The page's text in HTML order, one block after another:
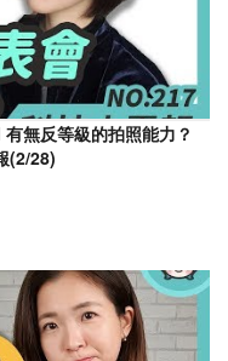
無反等級的拍照能力？
(2/28)